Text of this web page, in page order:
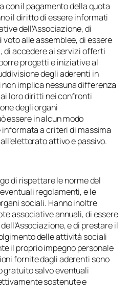
con il pagamento della quota
il diritto di essere informati
dell’Associazione, di
alle assemblee, di essere
di accedere ai servizi offerti
progetti e iniziative al
degli aderenti in
implica nessuna differenza
loro diritti nei confronti
degli organi
essere in alcun modo
a criteri di massima
attivo e passivo.
di rispettare le norme del
regolamenti, e le
sociali. Hanno inoltre
associative annuali, di essere
e di prestare il
delle attività sociali
il proprio impegno personale
fornite dagli aderenti sono
salvo eventuali
sostenute e